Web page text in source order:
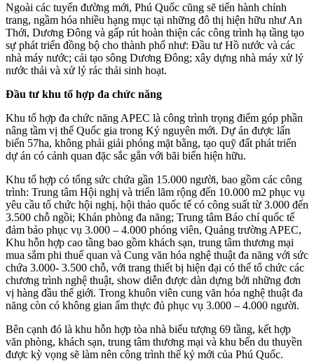
Ngoài các tuyến đường mới, Phú Quốc cũng sẽ tiến hành chỉnh
trang, ngầm hóa nhiều hạng mục tại những đô thị hiện hữu như An
Thới, Dương Đông và gấp rút hoàn thiện các công trình hạ tầng tạo
sự phát triển đồng bộ cho thành phố như: Đầu tư Hồ nước và các
nhà máy nước; cải tạo sông Dương Đông; xây dựng nhà máy xử lý
nước thải và xử lý rác thải sinh hoạt.
Đầu tư khu tổ hợp đa chức năng
Khu tổ hợp đa chức năng APEC là công trình trọng điểm góp phần
nâng tầm vị thế Quốc gia trong Kỷ nguyên mới. Dự án được lấn
biển 57ha, không phải giải phóng mặt bằng, tạo quỹ đất phát triển
dự án có cảnh quan đặc sắc gắn với bãi biển hiện hữu.
Khu tổ hợp có tổng sức chứa gần 15.000 người, bao gồm các công
trình: Trung tâm Hội nghị và triển lãm rộng đến 10.000 m2 phục vụ
yêu cầu tổ chức hội nghị, hội thảo quốc tế có công suất từ 3.000 đến
3.500 chỗ ngồi; Khán phòng đa năng; Trung tâm Báo chí quốc tế
đảm bảo phục vụ 3.000 – 4.000 phóng viên, Quảng trường APEC,
Khu hỗn hợp cao tầng bao gồm khách sạn, trung tâm thương mại
mua sắm phi thuế quan và Cung văn hóa nghệ thuật đa năng với sức
chứa 3.000- 3.500 chỗ, với trang thiết bị hiện đại có thể tổ chức các
chương trình nghệ thuật, show diễn được dàn dựng bởi những đơn
vị hàng đầu thế giới. Trong khuôn viên cung văn hóa nghệ thuật đa
năng còn có không gian ẩm thực đủ phục vụ 3.000 – 4.000 người.
Bên cạnh đó là khu hỗn hợp tòa nhà biểu tượng 69 tầng, kết hợp
văn phòng, khách sạn, trung tâm thương mại và khu bến du thuyền
được kỳ vọng sẽ làm nên công trình thế kỷ mới của Phú Quốc.